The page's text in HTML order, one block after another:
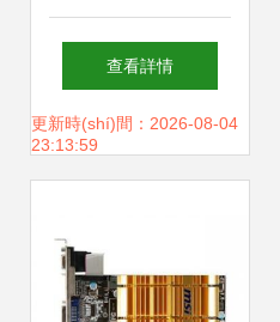
機(jī)顯卡 外觀、核
心與選購(gòu)指南
查看詳情
更新時(shí)間：2026-08-04
23:13:59